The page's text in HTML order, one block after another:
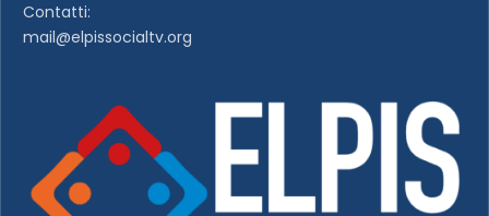
Contatti:
mail@elpissocialtv.org